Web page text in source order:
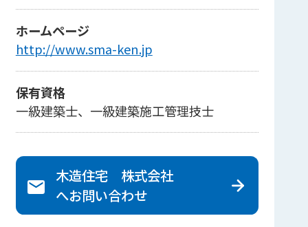
ホームページ
http://www.sma-ken.jp
保有資格
一級建築士、一級建築施工管理技士
木造住宅 株式会社
へお問い合わせ